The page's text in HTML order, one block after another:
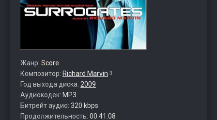
Жанр: Score
Композитор: Richard Marvin 3
Год выхода диска: 2009
Аудиокодек: MP3
Битрейт аудио: 320 kbps
Продолжительность: 00:41:08